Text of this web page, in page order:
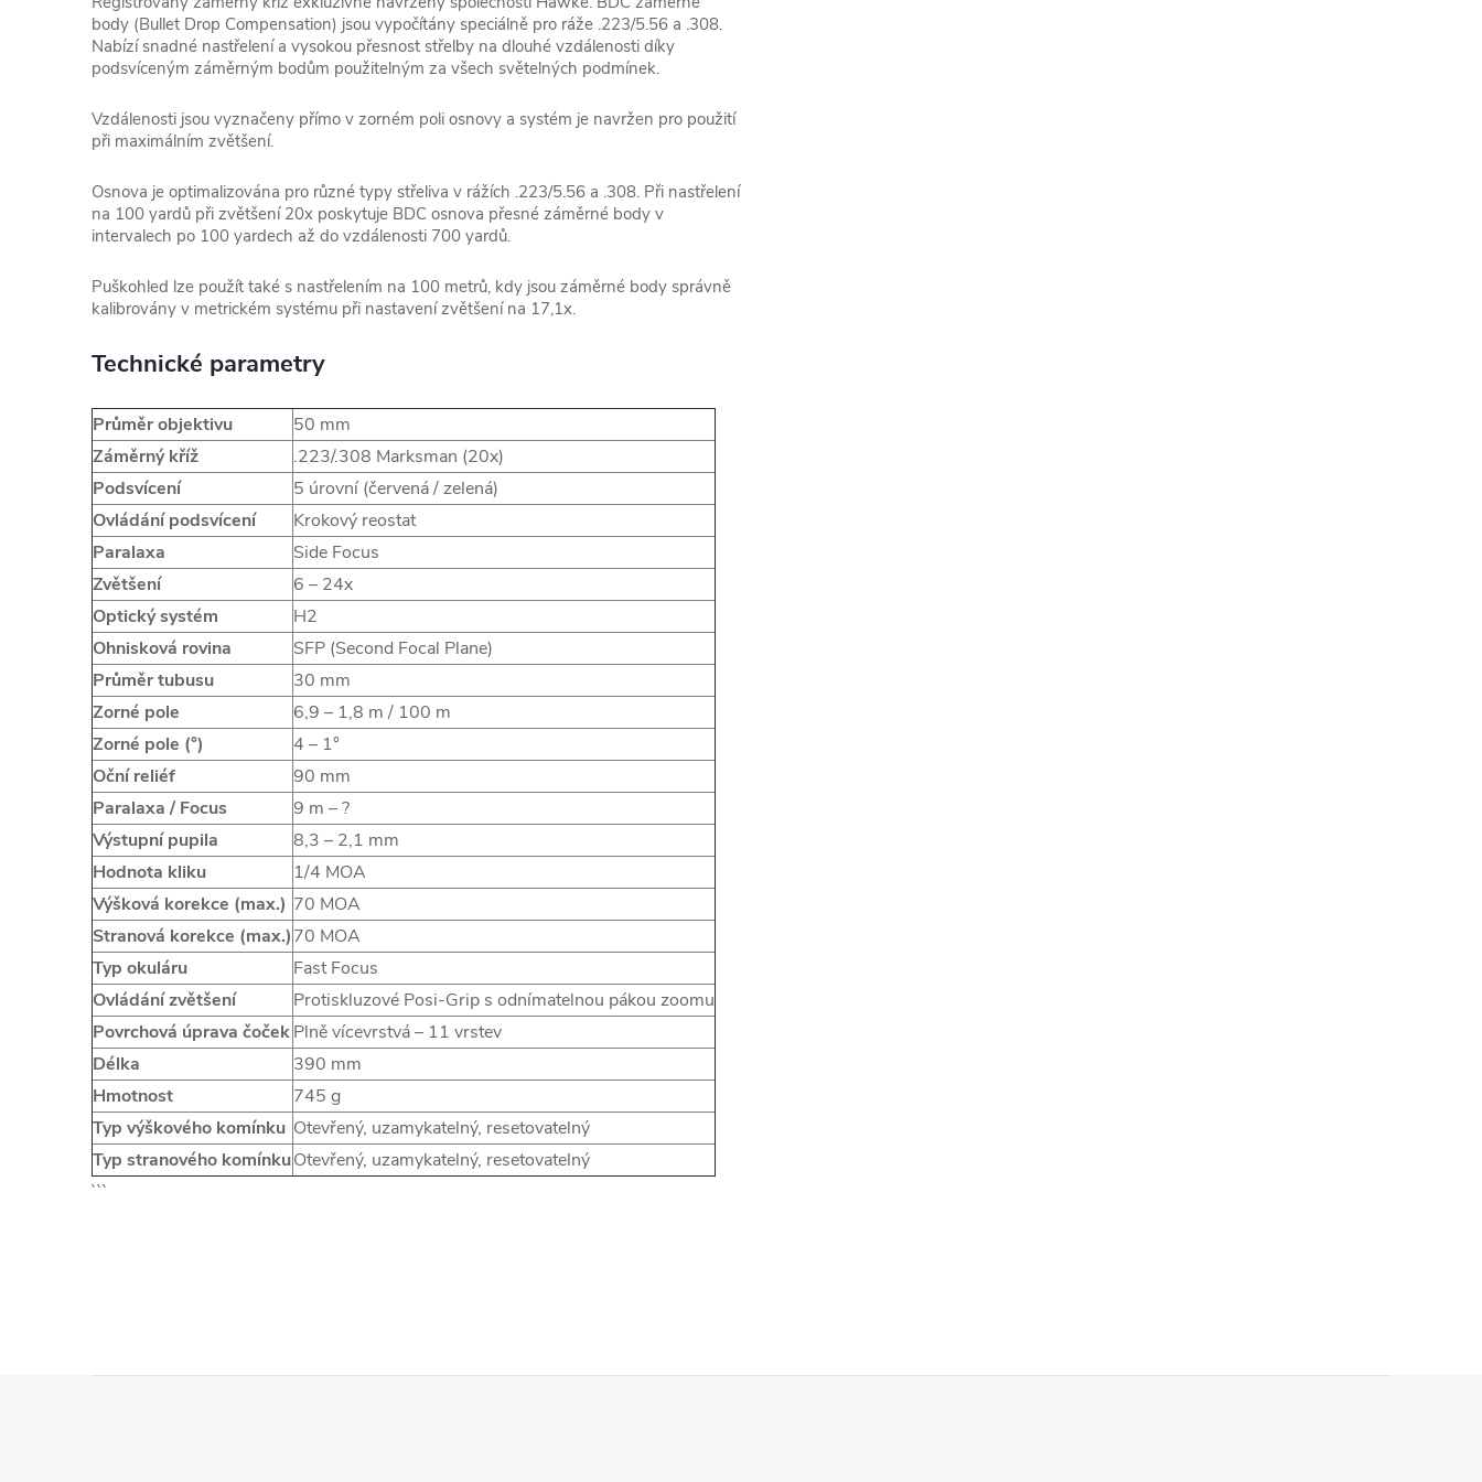
body (Bullet Drop Compensation) jsou vypočítány speciálně pro ráže .223/5.56 a .308.
Nabízí snadné nastřelení a vysokou přesnost střelby na dlouhé vzdálenosti díky
podsvíceným záměrným bodům použitelným za všech světelných podmínek.
Vzdálenosti jsou vyznačeny přímo v zorném poli osnovy a systém je navržen pro použití
při maximálním zvětšení.
Osnova je optimalizována pro různé typy střeliva v rážích .223/5.56 a .308. Při nastřelení
na 100 yardů při zvětšení 20x poskytuje BDC osnova přesné záměrné body v
intervalech po 100 yardech až do vzdálenosti 700 yardů.
Puškohled lze použít také s nastřelením na 100 metrů, kdy jsou záměrné body správně
kalibrovány v metrickém systému při nastavení zvětšení na 17,1x.
Technické parametry
Průměr objektivu
50 mm
Záměrný kříž
.223/.308 Marksman (20x)
Podsvícení
5 úrovní (červená / zelená)
Ovládání podsvícení
Krokový reostat
Paralaxa
Side Focus
Zvětšení
6 – 24x
Optický systém
H2
Ohnisková rovina
SFP (Second Focal Plane)
Průměr tubusu
30 mm
Zorné pole
6,9 – 1,8 m / 100 m
Zorné pole (°)
4 – 1°
Oční reliéf
90 mm
Paralaxa / Focus
9 m – ?
Výstupní pupila
8,3 – 2,1 mm
Hodnota kliku
1/4 MOA
Výšková korekce (max.) 70 MOA
Stranová korekce (max.)70 MOA
Typ okuláru
Fast Focus
Ovládání zvětšení
Protiskluzové Posi-Grip s odnímatelnou pákou zoomu
Povrchová úprava čočekPlně vícevrstvá – 11 vrstev
Délka
390 mm
Hmotnost
745 g
Typ výškového komínku Otevřený, uzamykatelný, resetovatelný
Typ stranového komínkuOtevřený, uzamykatelný, resetovatelný
```